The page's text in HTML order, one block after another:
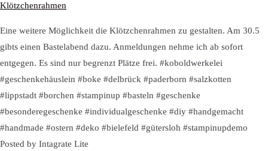
Klötzchenrahmen
Eine weitere Möglichkeit die Klötzchenrahmen zu gestalten. Am 30.5
gibts einen Bastelabend dazu. Anmeldungen nehme ich ab sofort
entgegen. Es sind nur begrenzt Plätze frei. #koboldwerkelei
#geschenkehäuslein #boke #delbrück #paderborn #salzkotten
#lippstadt #borchen #stampinup #basteln #geschenke
#besonderegeschenke #individualgeschenke #diy #handgemacht
#handmade #ostern #deko #bielefeld #gütersloh #stampinupdemo
Posted by Intagrate Lite